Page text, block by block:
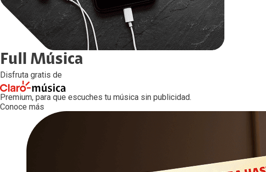
Full Música
Disfruta gratis de
Premium, para que escuches tu música sin publicidad.
Conoce más